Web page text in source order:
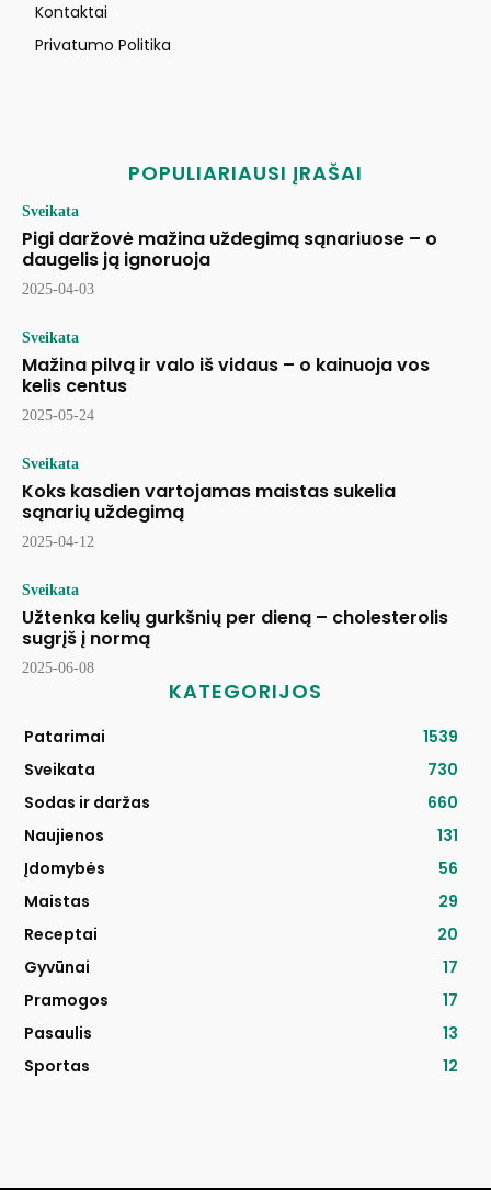
Kontaktai
Privatumo Politika
POPULIARIAUSI ĮRAŠAI
Sveikata
Pigi daržovė mažina uždegimą sąnariuose – o
daugelis ją ignoruoja
2025-04-03
Sveikata
Mažina pilvą ir valo iš vidaus – o kainuoja vos
kelis centus
2025-05-24
Sveikata
Koks kasdien vartojamas maistas sukelia
sąnarių uždegimą
2025-04-12
Sveikata
Užtenka kelių gurkšnių per dieną – cholesterolis
sugrįš į normą
2025-06-08
KATEGORIJOS
Patarimai
1539
Sveikata
730
Sodas ir daržas
660
Naujienos
131
Įdomybės
56
Maistas
29
Receptai
20
Gyvūnai
17
Pramogos
17
Pasaulis
13
Sportas
12